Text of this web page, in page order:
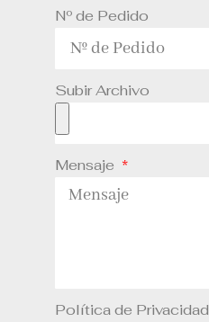
Nº de Pedido
Subir Archivo
Mensaje
Política de Privacidad